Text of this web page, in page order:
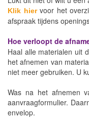
Klik hiervoor het
afspraak tijdens
Hoe verloopt de
Haal alle materialen uit
het afnemen van
niet meer gebruiken. U
Was na het afnemen
aanvraagformulier.
envelop.